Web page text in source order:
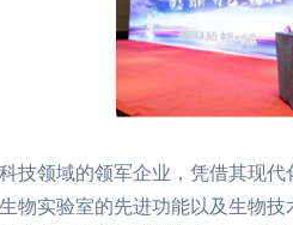
技领域的领军企业，凭借其现
物实验室的先进功能以及生物